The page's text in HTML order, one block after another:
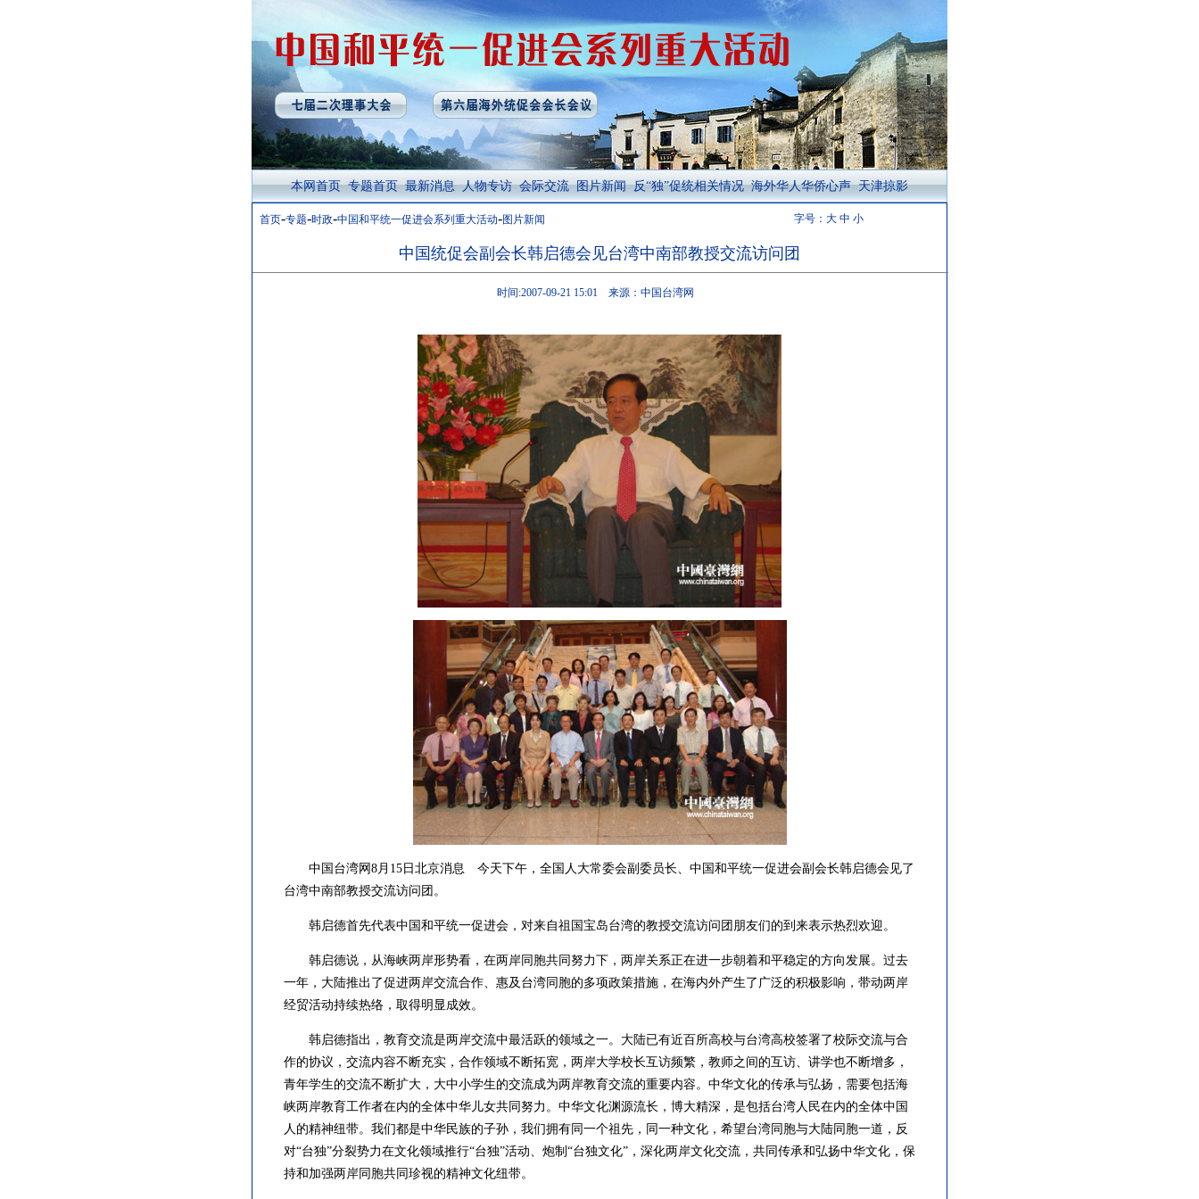
本网首页 专题首页 最新消息 人物专访 会际交流 图片新闻 反“独”促统相关情况 海外华人华侨心声 天津掠影
首页-专题-时政-中国和平统一促进会系列重大活动-图片新闻 字号： 大 中 小
中国统促会副会长韩启德会见台湾中南部教授交流访问团
时间:2007-09-21 15:01 来源：中国台湾网
中国台湾网8月15日北京消息 今天下午，全国人大常委会副委员长、中国和平统一促进会副会长韩启德会见了
台湾中南部教授交流访问团。
韩启德首先代表中国和平统一促进会，对来自祖国宝岛台湾的教授交流访问团朋友们的到来表示热烈欢迎。
韩启德说，从海峡两岸形势看，在两岸同胞共同努力下，两岸关系正在进一步朝着和平稳定的方向发展。过去
一年，大陆推出了促进两岸交流合作、惠及台湾同胞的多项政策措施，在海内外产生了广泛的积极影响，带动两岸
经贸活动持续热络，取得明显成效。
韩启德指出，教育交流是两岸交流中最活跃的领域之一。大陆已有近百所高校与台湾高校签署了校际交流与合
作的协议，交流内容不断充实，合作领域不断拓宽，两岸大学校长互访频繁，教师之间的互访、讲学也不断增多，
青年学生的交流不断扩大，大中小学生的交流成为两岸教育交流的重要内容。中华文化的传承与弘扬，需要包括海
峡两岸教育工作者在内的全体中华儿女共同努力。中华文化渊源流长，博大精深，是包括台湾人民在内的全体中国
人的精神纽带。我们都是中华民族的子孙，我们拥有同一个祖先，同一种文化，希望台湾同胞与大陆同胞一道，反
对“台独”分裂势力在文化领域推行“台独”活动、炮制“台独文化”，深化两岸文化交流，共同传承和弘扬中华文化，保
持和加强两岸同胞共同珍视的精神文化纽带。